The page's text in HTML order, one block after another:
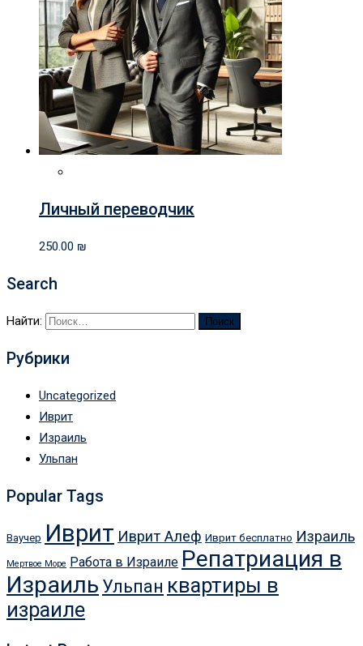
Личный переводчик
250.00 ₪
Search
Найти:
Рубрики
Uncategorized
Иврит
Израиль
Ульпан
Popular Tags
Ваучер Иврит Иврит Алеф Иврит бесплатно Израиль
Мертвое Море Работа в Израиле Репатриация в
Израиль Ульпан квартиры в
израиле